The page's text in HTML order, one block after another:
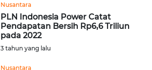
Nusantara
PLN Indonesia Power Catat
Pendapatan Bersih Rp6,6 Triliun
pada 2022
3 tahun yang lalu
Nusantara